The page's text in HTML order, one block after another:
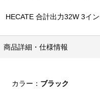
HECATE 合計出力32W 3イ
商品詳細・仕様情報
カラー： ブラック